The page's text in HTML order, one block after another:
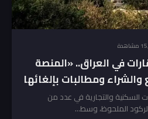
في العراق.. «المنصة
ومطالبات بإلغائها
السكنية والتجارية في عدد من
الملحوظ، وسط...